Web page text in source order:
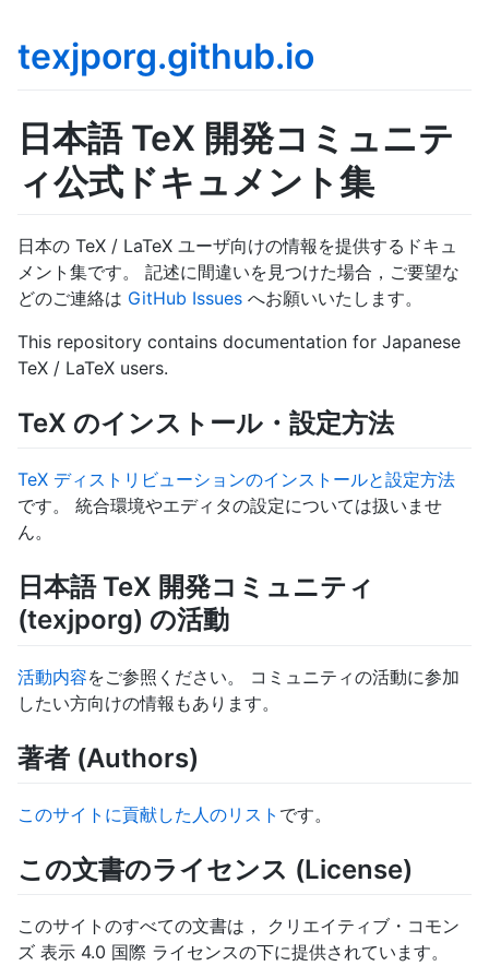
texjporg.github.io
日本語 TeX 開発コミュニテ
ィ公式ドキュメント集
日本の TeX / LaTeX ユーザ向けの情報を提供するドキュ
メント集です。 記述に間違いを見つけた場合，ご要望な
どのご連絡は GitHub Issues へお願いいたします。
This repository contains documentation for Japanese
TeX / LaTeX users.
TeX のインストール・設定方法
TeX ディストリビューションのインストールと設定方法
です。 統合環境やエディタの設定については扱いませ
ん。
日本語 TeX 開発コミュニティ
(texjporg) の活動
活動内容をご参照ください。 コミュニティの活動に参加
したい方向けの情報もあります。
著者 (Authors)
このサイトに貢献した人のリスト です。
この文書のライセンス (License)
このサイトのすべての文書は， クリエイティブ・コモン
ズ 表示 4.0 国際 ライセンスの下に提供されています。